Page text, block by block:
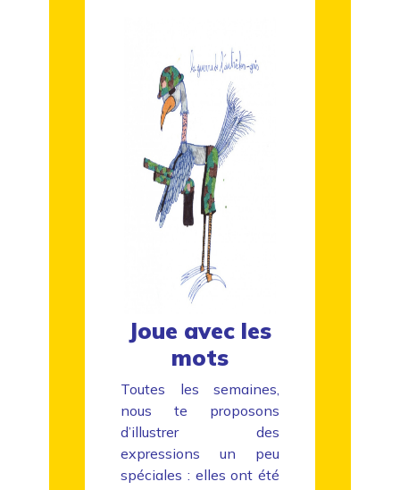
Joue avec les
mots
Toutes les semaines,
nous te proposons
d’illustrer des
expressions un peu
spéciales : elles ont été